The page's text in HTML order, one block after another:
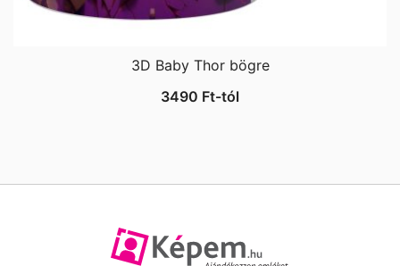
3D Baby Thor bögre
3490 Ft-tól